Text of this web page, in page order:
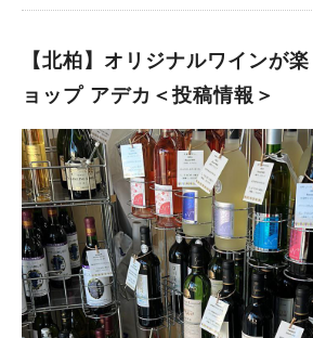
(2025年3月20日)、流山青田に2号店が開店
ちらはカフェメニューがさらに充実しているそ
の繋がりを大切にした、オーガニック専
ー満点で、大満足間違いなし！ 東葛地域密着型のストアとし
て、どんどん発展していってほしいと思います。 次
に行ってみようと思います。
スしてたまにバイトの子が入っています。 開店初期はそれほ
がメインだったのですが、 徐々に料理の種類が増えていき、 さ
らにマスター・ママの人柄の良さで人気
週末だけでなく、平日も予約をしないと
気店。 開店して割と日も浅いお店ですが、 ジモトミン御用達
の、押しも押されもしない人気店となりました。 軽
からしっかりしたメニューまで、数多くの
取り扱ってるメニューはいわゆる居酒屋
揚げ物や焼き魚系、 焼き鳥やご飯物、 刺身や天ぷらなども充
実しています。 今回は、まずはおつまみとしてわさびキュウリ
とガリ、いぶりがっこクリームチーズを頼みまし
【北柏】オリジナルワインが
ョップ アデカ＜投稿情報＞
人気のキーワード
#ラーメン#ショッピング#カフェ#スイーツ#
#イベント#公園#教えたい／教えて投稿記事
#教えたい/こんなの見つけた